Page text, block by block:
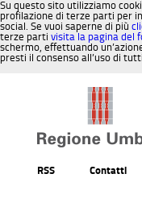
Su questo sito utilizziamo
profilazione di terze parti per
social. Se vuoi saperne di più
terze parti visita la pagina del
schermo, effettuando
presti il consenso all’uso di
RSS Contatti